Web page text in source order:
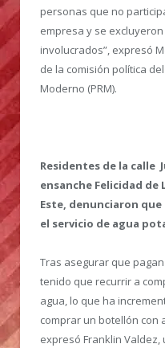
personas que no
empresa y se
involucrados”, expresó
de la comisión política
Moderno (PRM).
Residentes de la calle
ensanche Felicidad de
Este, denunciaron
el servicio de agua
Tras asegurar que
tenido que recurrir a
agua, lo que ha
comprar un botellón con
expresó Franklin